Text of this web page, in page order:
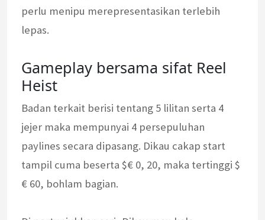
perlu menipu merepresentasikan terlebih
lepas.
Gameplay bersama sifat Reel
Heist
Badan terkait berisi tentang 5 lilitan serta 4
jejer maka mempunyai 4 persepuluhan
paylines secara dipasang. Dikau cakap start
tampil cuma beserta $€ 0, 20, maka tertinggi $
€ 60, bohlam bagian.